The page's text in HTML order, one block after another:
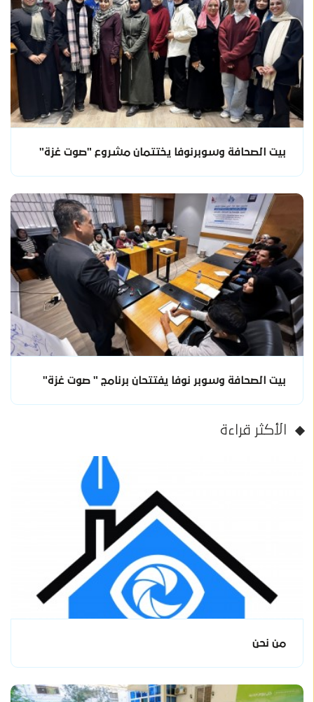
بيت الصحافة وسوبرنوفا يختتمان مشروع "صوت غزة"
بيت الصحافة وسوبر نوفا يفتتحان برنامج " صوت غزة"
الأكثر قراءة
من نحن